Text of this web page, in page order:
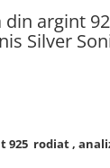
argint
Silver
rodiat ,